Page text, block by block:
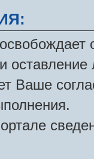
Ваше